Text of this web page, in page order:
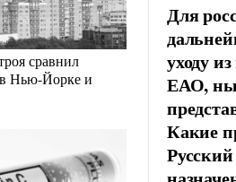
сравнил
в Нью-Йорке и
Для
уходу
ЕАО,
Какие